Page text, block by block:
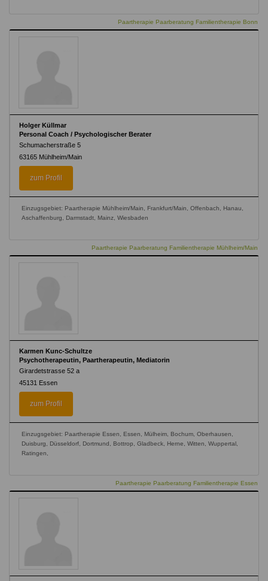
Paartherapie Paarberatung Familientherapie Bonn
Holger Küllmar
Personal Coach / Psychologischer Berater
Schumacherstraße 5
63165 Mühlheim/Main
zum Profil
Einzugsgebiet: Paartherapie Mühlheim/Main, Frankfurt/Main, Offenbach, Hanau,
Aschaffenburg, Darmstadt, Mainz, Wiesbaden
Paartherapie Paarberatung Familientherapie Mühlheim/Main
Karmen Kunc-Schultze
Psychotherapeutin, Paartherapeutin, Mediatorin
Girardetstrasse 52 a
45131
Essen
zum Profil
Einzugsgebiet: Paartherapie Essen, Essen, Mülheim, Bochum, Oberhausen,
Duisburg, Düsseldorf, Dortmund, Bottrop, Gladbeck, Herne, Witten, Wuppertal,
Ratingen,
Paartherapie Paarberatung Familientherapie Essen